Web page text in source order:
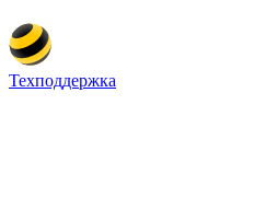
Техподдержка